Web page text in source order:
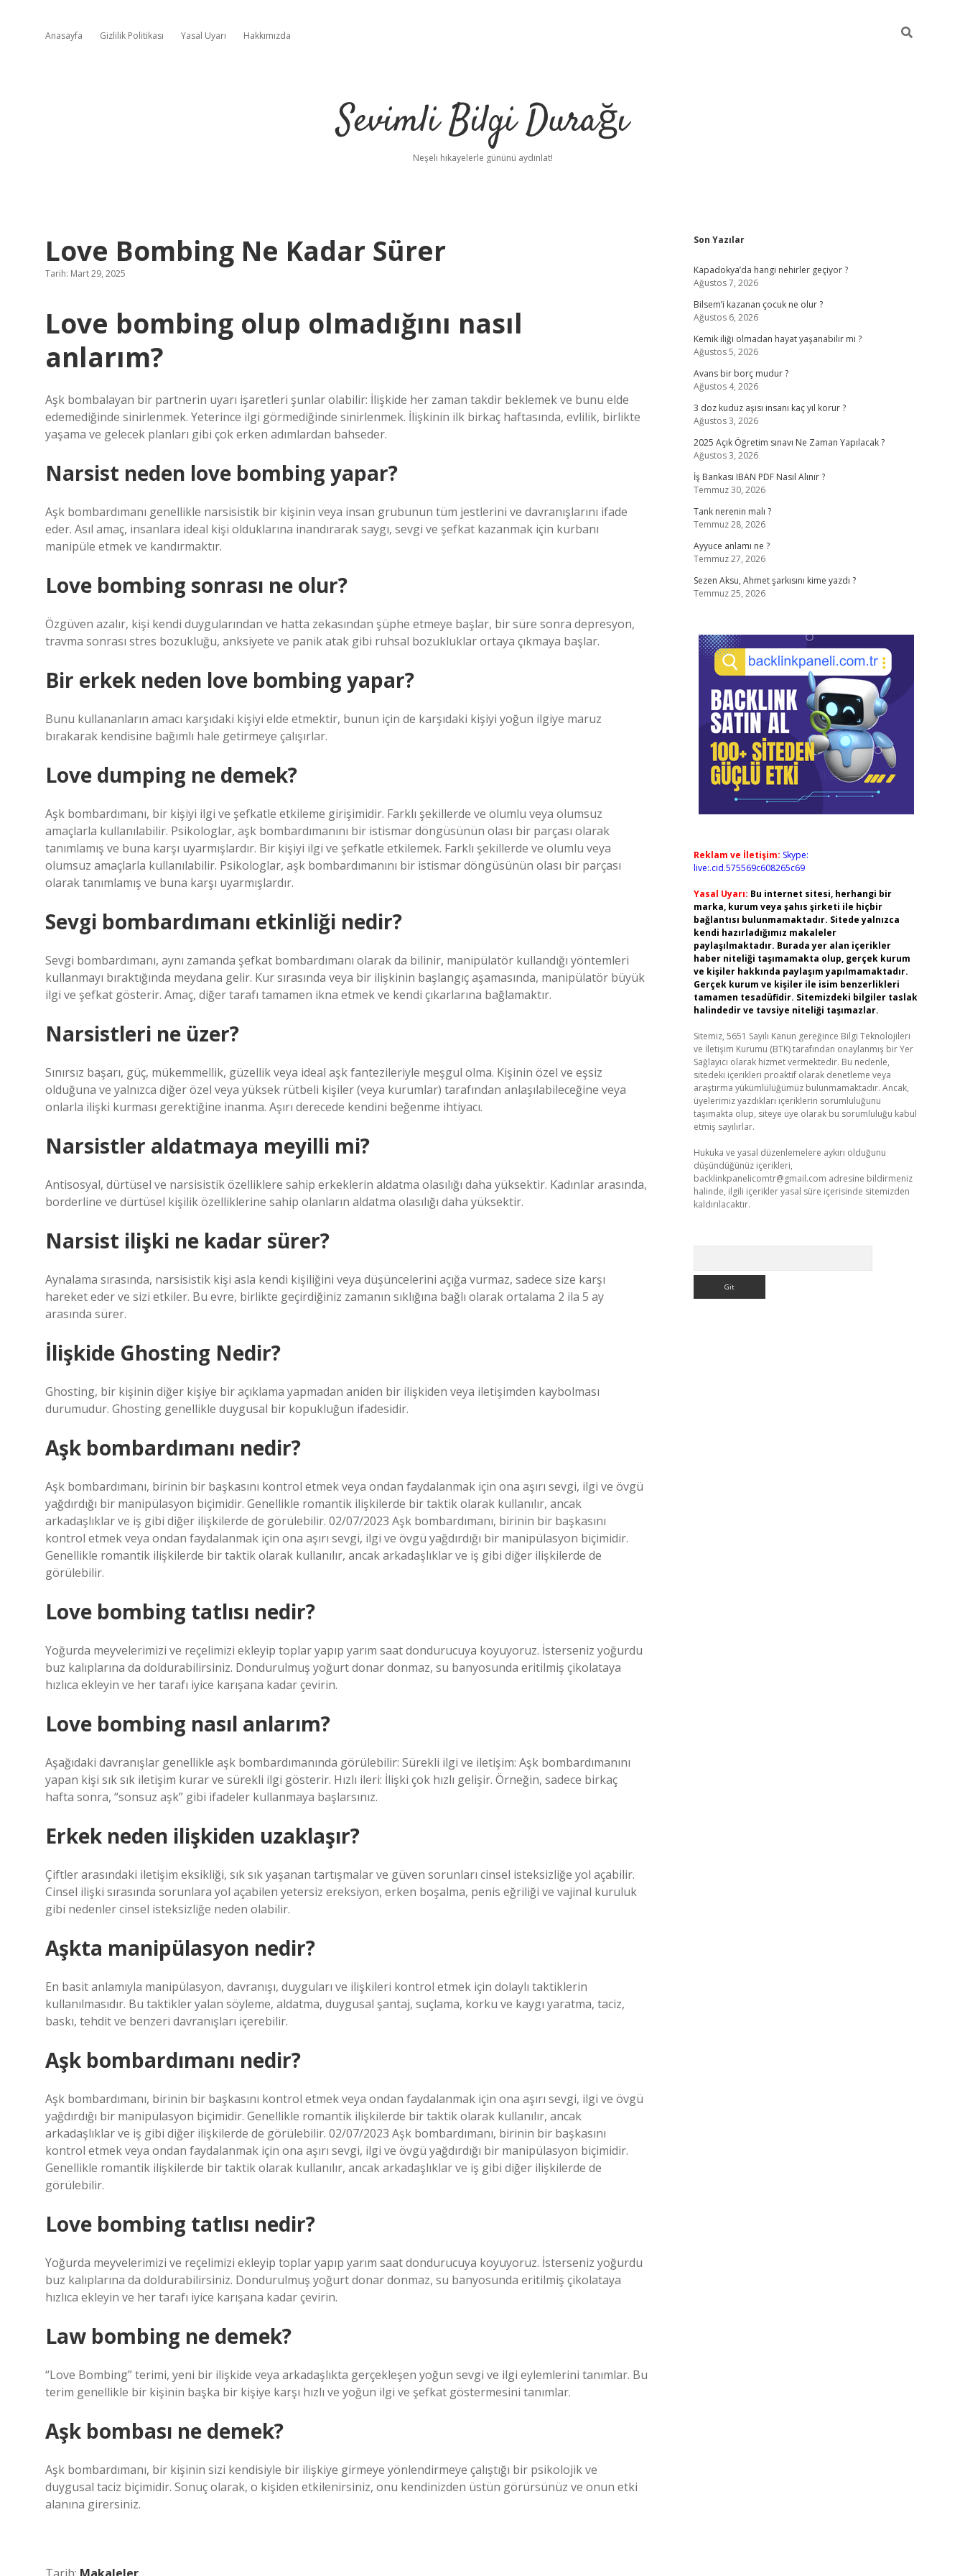
Anasayfa Gizlilik Politikası Yasal Uyarı Hakkımızda
Sevimli Bilgi Durağı
Neşeli hikayelerle gününü aydınlat!
Love Bombing Ne Kadar Sürer
Tarih: Mart 29, 2025
Love bombing olup olmadığını nasıl
anlarım?
Aşk bombalayan bir partnerin uyarı işaretleri şunlar olabilir: İlişkide her zaman takdir beklemek ve bunu elde
edemediğinde sinirlenmek. Yeterince ilgi görmediğinde sinirlenmek. İlişkinin ilk birkaç haftasında, evlilik, birlikte
yaşama ve gelecek planları gibi çok erken adımlardan bahseder.
Narsist neden love bombing yapar?
Aşk bombardımanı genellikle narsisistik bir kişinin veya insan grubunun tüm jestlerini ve davranışlarını ifade
eder. Asıl amaç, insanlara ideal kişi olduklarına inandırarak saygı, sevgi ve şefkat kazanmak için kurbanı
manipüle etmek ve kandırmaktır.
Love bombing sonrası ne olur?
Özgüven azalır, kişi kendi duygularından ve hatta zekasından şüphe etmeye başlar, bir süre sonra depresyon,
travma sonrası stres bozukluğu, anksiyete ve panik atak gibi ruhsal bozukluklar ortaya çıkmaya başlar.
Bir erkek neden love bombing yapar?
Bunu kullananların amacı karşıdaki kişiyi elde etmektir, bunun için de karşıdaki kişiyi yoğun ilgiye maruz
bırakarak kendisine bağımlı hale getirmeye çalışırlar.
Love dumping ne demek?
Aşk bombardımanı, bir kişiyi ilgi ve şefkatle etkileme girişimidir. Farklı şekillerde ve olumlu veya olumsuz
amaçlarla kullanılabilir. Psikologlar, aşk bombardımanını bir istismar döngüsünün olası bir parçası olarak
tanımlamış ve buna karşı uyarmışlardır. Bir kişiyi ilgi ve şefkatle etkilemek. Farklı şekillerde ve olumlu veya
olumsuz amaçlarla kullanılabilir. Psikologlar, aşk bombardımanını bir istismar döngüsünün olası bir parçası
olarak tanımlamış ve buna karşı uyarmışlardır.
Sevgi bombardımanı etkinliği nedir?
Sevgi bombardımanı, aynı zamanda şefkat bombardımanı olarak da bilinir, manipülatör kullandığı yöntemleri
kullanmayı bıraktığında meydana gelir. Kur sırasında veya bir ilişkinin başlangıç ​​aşamasında, manipülatör büyük
ilgi ve şefkat gösterir. Amaç, diğer tarafı tamamen ikna etmek ve kendi çıkarlarına bağlamaktır.
Narsistleri ne üzer?
Sınırsız başarı, güç, mükemmellik, güzellik veya ideal aşk fantezileriyle meşgul olma. Kişinin özel ve eşsiz
olduğuna ve yalnızca diğer özel veya yüksek rütbeli kişiler (veya kurumlar) tarafından anlaşılabileceğine veya
onlarla ilişki kurması gerektiğine inanma. Aşırı derecede kendini beğenme ihtiyacı.
Narsistler aldatmaya meyilli mi?
Antisosyal, dürtüsel ve narsisistik özelliklere sahip erkeklerin aldatma olasılığı daha yüksektir. Kadınlar arasında,
borderline ve dürtüsel kişilik özelliklerine sahip olanların aldatma olasılığı daha yüksektir.
Narsist ilişki ne kadar sürer?
Aynalama sırasında, narsisistik kişi asla kendi kişiliğini veya düşüncelerini açığa vurmaz, sadece size karşı
hareket eder ve sizi etkiler. Bu evre, birlikte geçirdiğiniz zamanın sıklığına bağlı olarak ortalama 2 ila 5 ay
arasında sürer.
İlişkide Ghosting Nedir?
Ghosting, bir kişinin diğer kişiye bir açıklama yapmadan aniden bir ilişkiden veya iletişimden kaybolması
durumudur. Ghosting genellikle duygusal bir kopukluğun ifadesidir.
Aşk bombardımanı nedir?
Aşk bombardımanı, birinin bir başkasını kontrol etmek veya ondan faydalanmak için ona aşırı sevgi, ilgi ve övgü
yağdırdığı bir manipülasyon biçimidir. Genellikle romantik ilişkilerde bir taktik olarak kullanılır, ancak
arkadaşlıklar ve iş gibi diğer ilişkilerde de görülebilir. 02/07/2023 Aşk bombardımanı, birinin bir başkasını
kontrol etmek veya ondan faydalanmak için ona aşırı sevgi, ilgi ve övgü yağdırdığı bir manipülasyon biçimidir.
Genellikle romantik ilişkilerde bir taktik olarak kullanılır, ancak arkadaşlıklar ve iş gibi diğer ilişkilerde de
görülebilir.
Love bombing tatlısı nedir?
Yoğurda meyvelerimizi ve reçelimizi ekleyip toplar yapıp yarım saat dondurucuya koyuyoruz. İsterseniz yoğurdu
buz kalıplarına da doldurabilirsiniz. Dondurulmuş yoğurt donar donmaz, su banyosunda eritilmiş çikolataya
hızlıca ekleyin ve her tarafı iyice karışana kadar çevirin.
Love bombing nasıl anlarım?
Aşağıdaki davranışlar genellikle aşk bombardımanında görülebilir: Sürekli ilgi ve iletişim: Aşk bombardımanını
yapan kişi sık sık iletişim kurar ve sürekli ilgi gösterir. Hızlı ileri: İlişki çok hızlı gelişir. Örneğin, sadece birkaç
hafta sonra, “sonsuz aşk” gibi ifadeler kullanmaya başlarsınız.
Erkek neden ilişkiden uzaklaşır?
Çiftler arasındaki iletişim eksikliği, sık sık yaşanan tartışmalar ve güven sorunları cinsel isteksizliğe yol açabilir.
Cinsel ilişki sırasında sorunlara yol açabilen yetersiz ereksiyon, erken boşalma, penis eğriliği ve vajinal kuruluk
gibi nedenler cinsel isteksizliğe neden olabilir.
Aşkta manipülasyon nedir?
En basit anlamıyla manipülasyon, davranışı, duyguları ve ilişkileri kontrol etmek için dolaylı taktiklerin
kullanılmasıdır. Bu taktikler yalan söyleme, aldatma, duygusal şantaj, suçlama, korku ve kaygı yaratma, taciz,
baskı, tehdit ve benzeri davranışları içerebilir.
Aşk bombardımanı nedir?
Aşk bombardımanı, birinin bir başkasını kontrol etmek veya ondan faydalanmak için ona aşırı sevgi, ilgi ve övgü
yağdırdığı bir manipülasyon biçimidir. Genellikle romantik ilişkilerde bir taktik olarak kullanılır, ancak
arkadaşlıklar ve iş gibi diğer ilişkilerde de görülebilir. 02/07/2023 Aşk bombardımanı, birinin bir başkasını
kontrol etmek veya ondan faydalanmak için ona aşırı sevgi, ilgi ve övgü yağdırdığı bir manipülasyon biçimidir.
Genellikle romantik ilişkilerde bir taktik olarak kullanılır, ancak arkadaşlıklar ve iş gibi diğer ilişkilerde de
görülebilir.
Love bombing tatlısı nedir?
Yoğurda meyvelerimizi ve reçelimizi ekleyip toplar yapıp yarım saat dondurucuya koyuyoruz. İsterseniz yoğurdu
buz kalıplarına da doldurabilirsiniz. Dondurulmuş yoğurt donar donmaz, su banyosunda eritilmiş çikolataya
hızlıca ekleyin ve her tarafı iyice karışana kadar çevirin.
Law bombing ne demek?
“Love Bombing” terimi, yeni bir ilişkide veya arkadaşlıkta gerçekleşen yoğun sevgi ve ilgi eylemlerini tanımlar. Bu
terim genellikle bir kişinin başka bir kişiye karşı hızlı ve yoğun ilgi ve şefkat göstermesini tanımlar.
Aşk bombası ne demek?
Aşk bombardımanı, bir kişinin sizi kendisiyle bir ilişkiye girmeye yönlendirmeye çalıştığı bir psikolojik ve
duygusal taciz biçimidir. Sonuç olarak, o kişiden etkilenirsiniz, onu kendinizden üstün görürsünüz ve onun etki
alanına girersiniz.
Sidebar
Son Yazılar
Kapadokya’da hangi nehirler geçiyor ?
Ağustos 7, 2026
Bilsem’i kazanan çocuk ne olur ?
Ağustos 6, 2026
Kemik iliği olmadan hayat yaşanabilir mi ?
Ağustos 5, 2026
Avans bir borç mudur ?
Ağustos 4, 2026
3 doz kuduz aşısı insanı kaç yıl korur ?
Ağustos 3, 2026
2025 Açık Öğretim sınavı Ne Zaman Yapılacak ?
Ağustos 3, 2026
İş Bankası IBAN PDF Nasıl Alınır ?
Temmuz 30, 2026
Tank nerenin malı ?
Temmuz 28, 2026
Ayyuce anlamı ne ?
Temmuz 27, 2026
Sezen Aksu, Ahmet şarkısını kime yazdı ?
Temmuz 25, 2026
Reklam ve İletişim: Skype:
live:.cid.575569c608265c69
Yasal Uyarı: Bu internet sitesi, herhangi bir
marka, kurum veya şahıs şirketi ile hiçbir
bağlantısı bulunmamaktadır. Sitede yalnızca
kendi hazırladığımız makaleler
paylaşılmaktadır. Burada yer alan içerikler
haber niteliği taşımamakta olup, gerçek kurum
ve kişiler hakkında paylaşım yapılmamaktadır.
Gerçek kurum ve kişiler ile isim benzerlikleri
tamamen tesadüfidir. Sitemizdeki bilgiler taslak
halindedir ve tavsiye niteliği taşımazlar.
Sitemiz, 5651 Sayılı Kanun gereğince Bilgi Teknolojileri
ve İletişim Kurumu (BTK) tarafından onaylanmış bir Yer
Sağlayıcı olarak hizmet vermektedir. Bu nedenle,
sitedeki içerikleri proaktif olarak denetleme veya
araştırma yükümlülüğümüz bulunmamaktadır. Ancak,
üyelerimiz yazdıkları içeriklerin sorumluluğunu
taşımakta olup, siteye üye olarak bu sorumluluğu kabul
etmiş sayılırlar.
Hukuka ve yasal düzenlemelere aykırı olduğunu
düşündüğünüz içerikleri,
backlinkpanelicomtr@gmail.com adresine bildirmeniz
halinde, ilgili içerikler yasal süre içerisinde sitemizden
kaldırılacaktır.